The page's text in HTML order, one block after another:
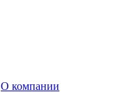
О компании